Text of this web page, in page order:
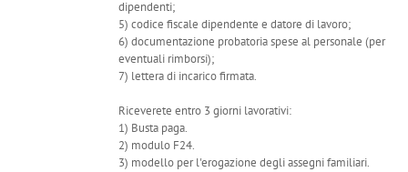
dipendenti;
5) codice fiscale dipendente e datore di lavoro;
6) documentazione probatoria spese al personale (per
eventuali rimborsi);
7) lettera di incarico firmata.
Riceverete entro 3 giorni lavorativi:
1) Busta paga.
2) modulo F24.
3) modello per l'erogazione degli assegni familiari.